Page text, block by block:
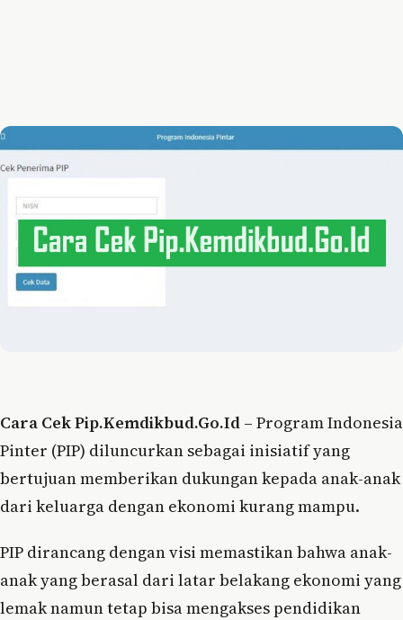
Cara Cek Pip.Kemdikbud.Go.Id – Program Indonesia
Pinter (PIP) diluncurkan sebagai inisiatif yang
bertujuan memberikan dukungan kepada anak-anak
dari keluarga dengan ekonomi kurang mampu.
PIP dirancang dengan visi memastikan bahwa anak-
anak yang berasal dari latar belakang ekonomi yang
lemak namun tetap bisa mengakses pendidikan